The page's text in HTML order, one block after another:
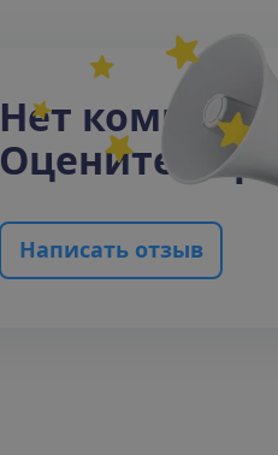
Нет комм ент
Оцените ерв
Написать отзыв